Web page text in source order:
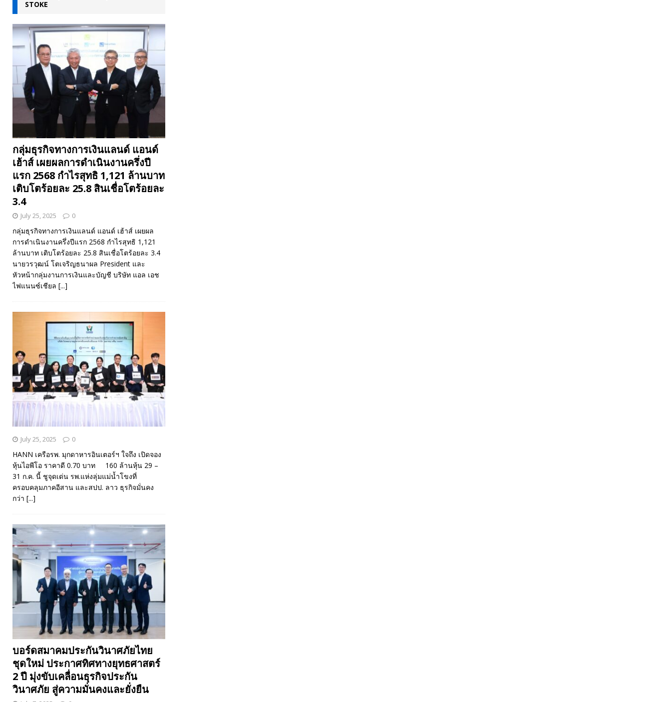
STOKE
กลุ่มธุรกิจทางการเงินแลนด์ แอนด์
เฮ้าส์ เผยผลการดำเนินงานครึ่งปี
แรก 2568 กำไรสุทธิ 1,121 ล้านบาท
เติบโตร้อยละ 25.8 สินเชื่อโตร้อยละ
3.4
July 25, 2025 0
กลุ่มธุรกิจทางการเงินแลนด์ แอนด์ เฮ้าส์ เผยผล
การดำเนินงานครึ่งปีแรก 2568 กำไรสุทธิ 1,121
ล้านบาท เติบโตร้อยละ 25.8 สินเชื่อโตร้อยละ 3.4
นายวรวุฒน์ โตเจริญธนาผล President และ
หัวหน้ากลุ่มงานการเงินและบัญชี บริษัท แอล เอช
ไฟแนนซ์เชียล [...]
July 25, 2025 0
HANN เครือรพ. มุกดาหารอินเตอร์ฯ ใจถึง เปิดจอง
หุ้นไอพีโอ ราคาดี 0.70 บาท 160 ล้านหุ้น 29 –
31 ก.ค. นี้ ชูจุดเด่น รพ.แห่งลุ่มแม่น้ำโขงที่
ครอบคลุมภาคอีสาน และสปป. ลาว ธุรกิจมั่นคง
กว่า [...]
บอร์ดสมาคมประกันวินาศภัยไทย
ชุดใหม่ ประกาศทิศทางยุทธศาสตร์
2 ปี มุ่งขับเคลื่อนธุรกิจประกัน
วินาศภัย สู่ความมั่นคงและยั่งยืน